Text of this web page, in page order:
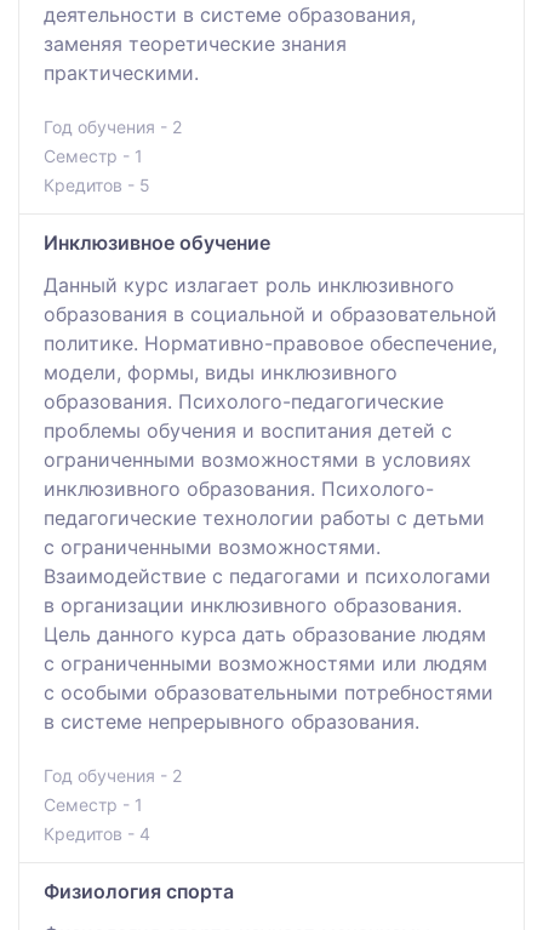
деятельности в системе образования,
заменяя теоретические знания
практическими.
Год обучения - 2
Семестр - 1
Кредитов - 5
Инклюзивное обучение
Данный курс излагает роль инклюзивного
образования в социальной и образовательной
политике. Нормативно-правовое обеспечение,
модели, формы, виды инклюзивного
образования. Психолого-педагогические
проблемы обучения и воспитания детей с
ограниченными возможностями в условиях
инклюзивного образования. Психолого-
педагогические технологии работы с детьми
с ограниченными возможностями.
Взаимодействие с педагогами и психологами
в организации инклюзивного образования.
Цель данного курса дать образование людям
с ограниченными возможностями или людям
с особыми образовательными потребностями
в системе непрерывного образования.
Год обучения - 2
Семестр - 1
Кредитов - 4
Физиология спорта